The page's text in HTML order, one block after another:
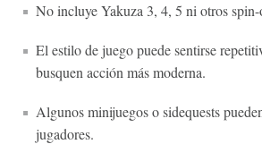
No incluye Yakuza 3, 4, 5 ni otros
El estilo de juego puede sentirse
busquen acción más moderna.
Algunos minijuegos o sidequests
jugadores.